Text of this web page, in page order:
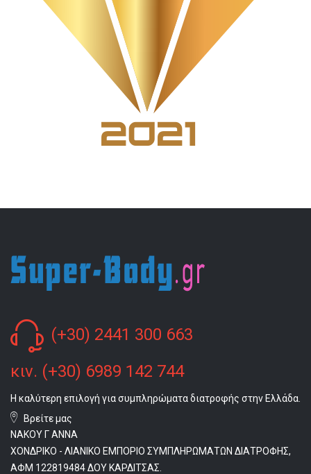
(+30) 2441 300 663
κιν. (+30) 6989 142 744
Η καλύτερη επιλογή για συμπληρώματα διατροφής στην Ελλάδα.
Βρείτε μας
ΝΑΚΟΥ Γ ΑΝΝΑ
ΧΟΝΔΡΙΚΟ - ΛΙΑΝΙΚΟ ΕΜΠΟΡΙΟ ΣΥΜΠΛΗΡΩΜΑΤΩΝ ΔΙΑΤΡΟΦΗΣ,
ΑΦΜ 122819484 ΔΟΥ ΚΑΡΔΙΤΣΑΣ.